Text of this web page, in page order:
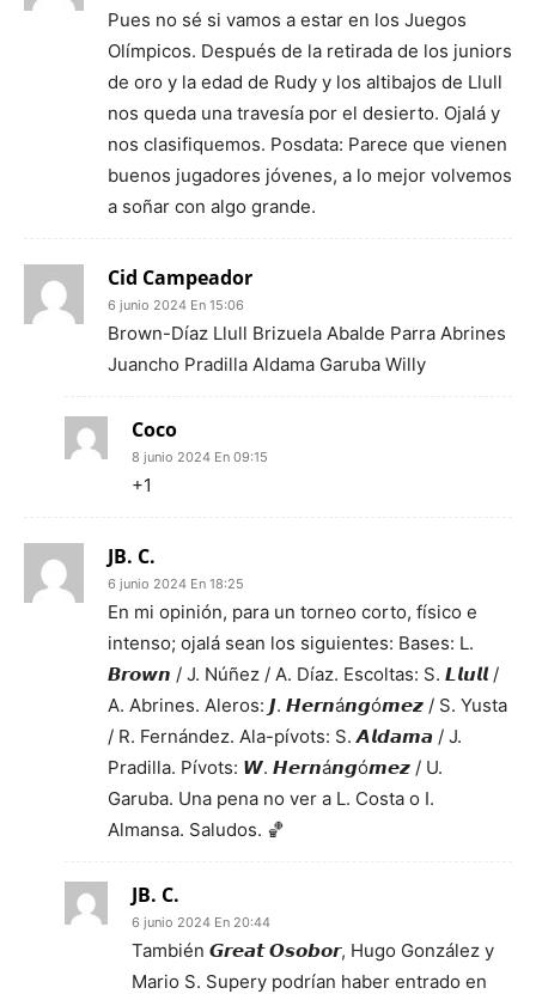
Pues no sé si vamos a estar en los Juegos
Olímpicos. Después de la retirada de los juniors
de oro y la edad de Rudy y los altibajos de Llull
nos queda una travesía por el desierto. Ojalá y
nos clasifiquemos. Posdata: Parece que vienen
buenos jugadores jóvenes, a lo mejor volvemos
a soñar con algo grande.
Cid Campeador
6 junio 2024 En 15:06
Brown-Díaz Llull Brizuela Abalde Parra Abrines
Juancho Pradilla Aldama Garuba Willy
Coco
8 junio 2024 En 09:15
+1
JB. C.
6 junio 2024 En 18:25
En mi opinión, para un torneo corto, físico e
intenso; ojalá sean los siguientes: Bases: L.
𝘽𝙧𝙤𝙬𝙣 / J. Núñez / A. Díaz. Escoltas: S. 𝙇𝙡𝙪𝙡𝙡 /
A. Abrines. Aleros: 𝙅. 𝙃𝙚𝙧𝙣á𝙣𝙜ó𝙢𝙚𝙯 / S. Yusta
/ R. Fernández. Ala-pívots: S. 𝘼𝙡𝙙𝙖𝙢𝙖 / J.
Pradilla. Pívots: 𝙒. 𝙃𝙚𝙧𝙣á𝙣𝙜ó𝙢𝙚𝙯 / U.
Garuba. Una pena no ver a L. Costa o I.
Almansa. Saludos. 🏀
JB. C.
6 junio 2024 En 20:44
También 𝙂𝙧𝙚𝙖𝙩 𝙊𝙨𝙤𝙗𝙤𝙧, Hugo González y
Mario S. Supery podrían haber entrado en